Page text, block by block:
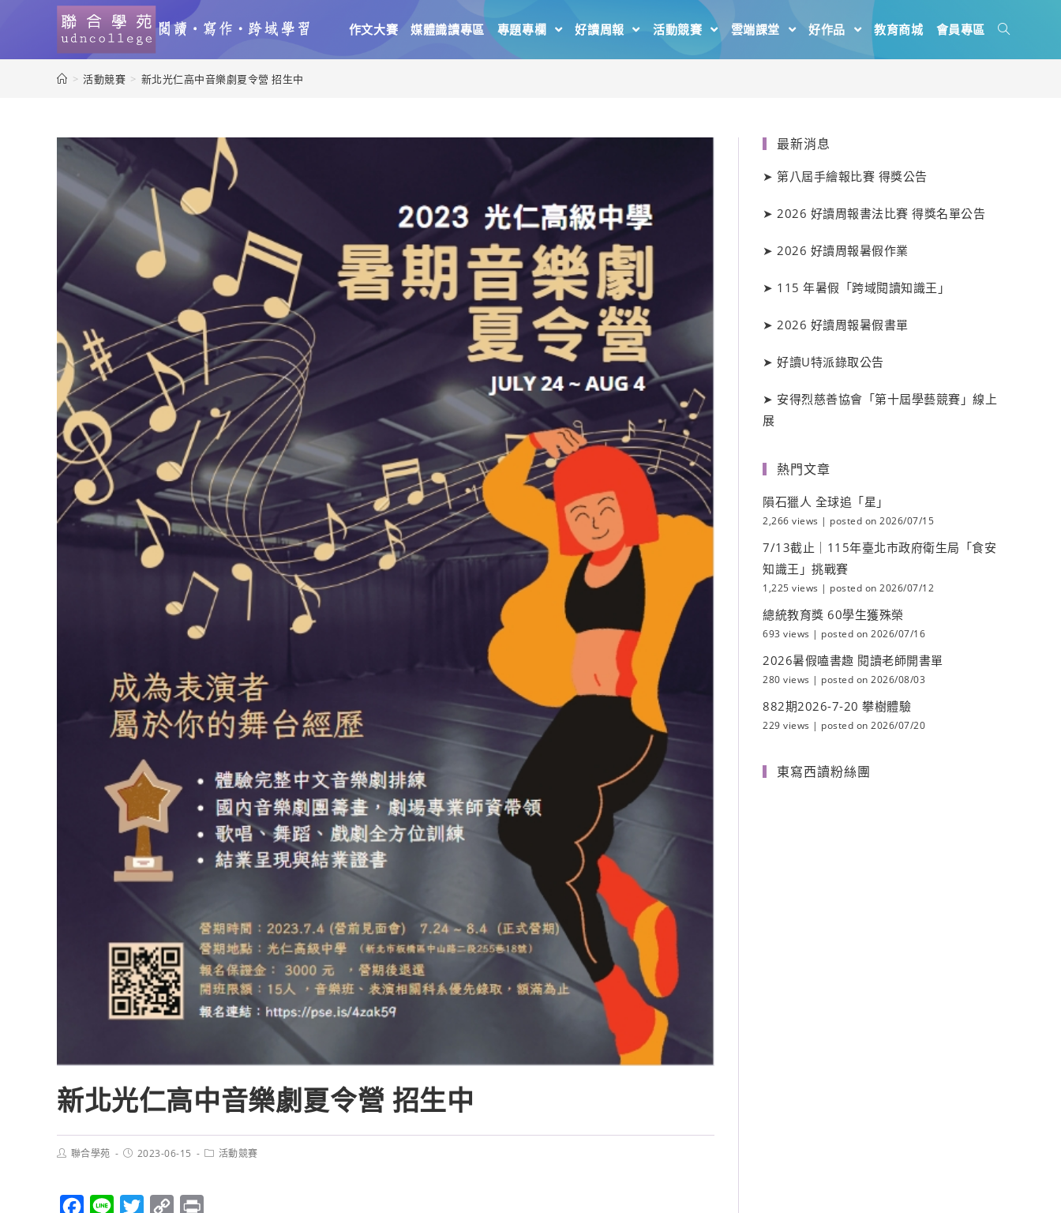
作文大賽 媒體識讀專區 專題專欄 好讀周報 活動競賽 雲端課堂 好作品 教育商城 會員專區
> 活動競賽 > 新北光仁高中音樂劇夏令營 招生中
新北光仁高中音樂劇夏令營 招生中
聯合學苑 2023-06-15 活動競賽
最新消息
➤ 第八屆手繪報比賽 得獎公告
➤ 2026 好讀周報書法比賽 得獎名單公告
➤ 2026 好讀周報暑假作業
➤ 115 年暑假「跨域閱讀知識王」
➤ 2026 好讀周報暑假書單
➤ 好讀U特派錄取公告
➤ 安得烈慈善協會「第十屆學藝競賽」線上
展
熱門文章
隕石獵人 全球追「星」
2,266 views | posted on 2026/07/15
7/13截止｜115年臺北市政府衛生局「食安
知識王」挑戰賽
1,225 views | posted on 2026/07/12
總統教育獎 60學生獲殊榮
693 views | posted on 2026/07/16
2026暑假嗑書趣 閱讀老師開書單
280 views | posted on 2026/08/03
882期2026-7-20 攀樹體驗
229 views | posted on 2026/07/20
東寫西讀粉絲團